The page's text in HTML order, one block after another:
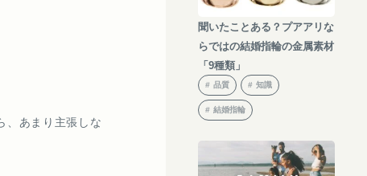
、あまり主張しな
聞いたことある？プアアリな
らではの結婚指輪の金属素材
「9種類」
品質 知識
結婚指輪